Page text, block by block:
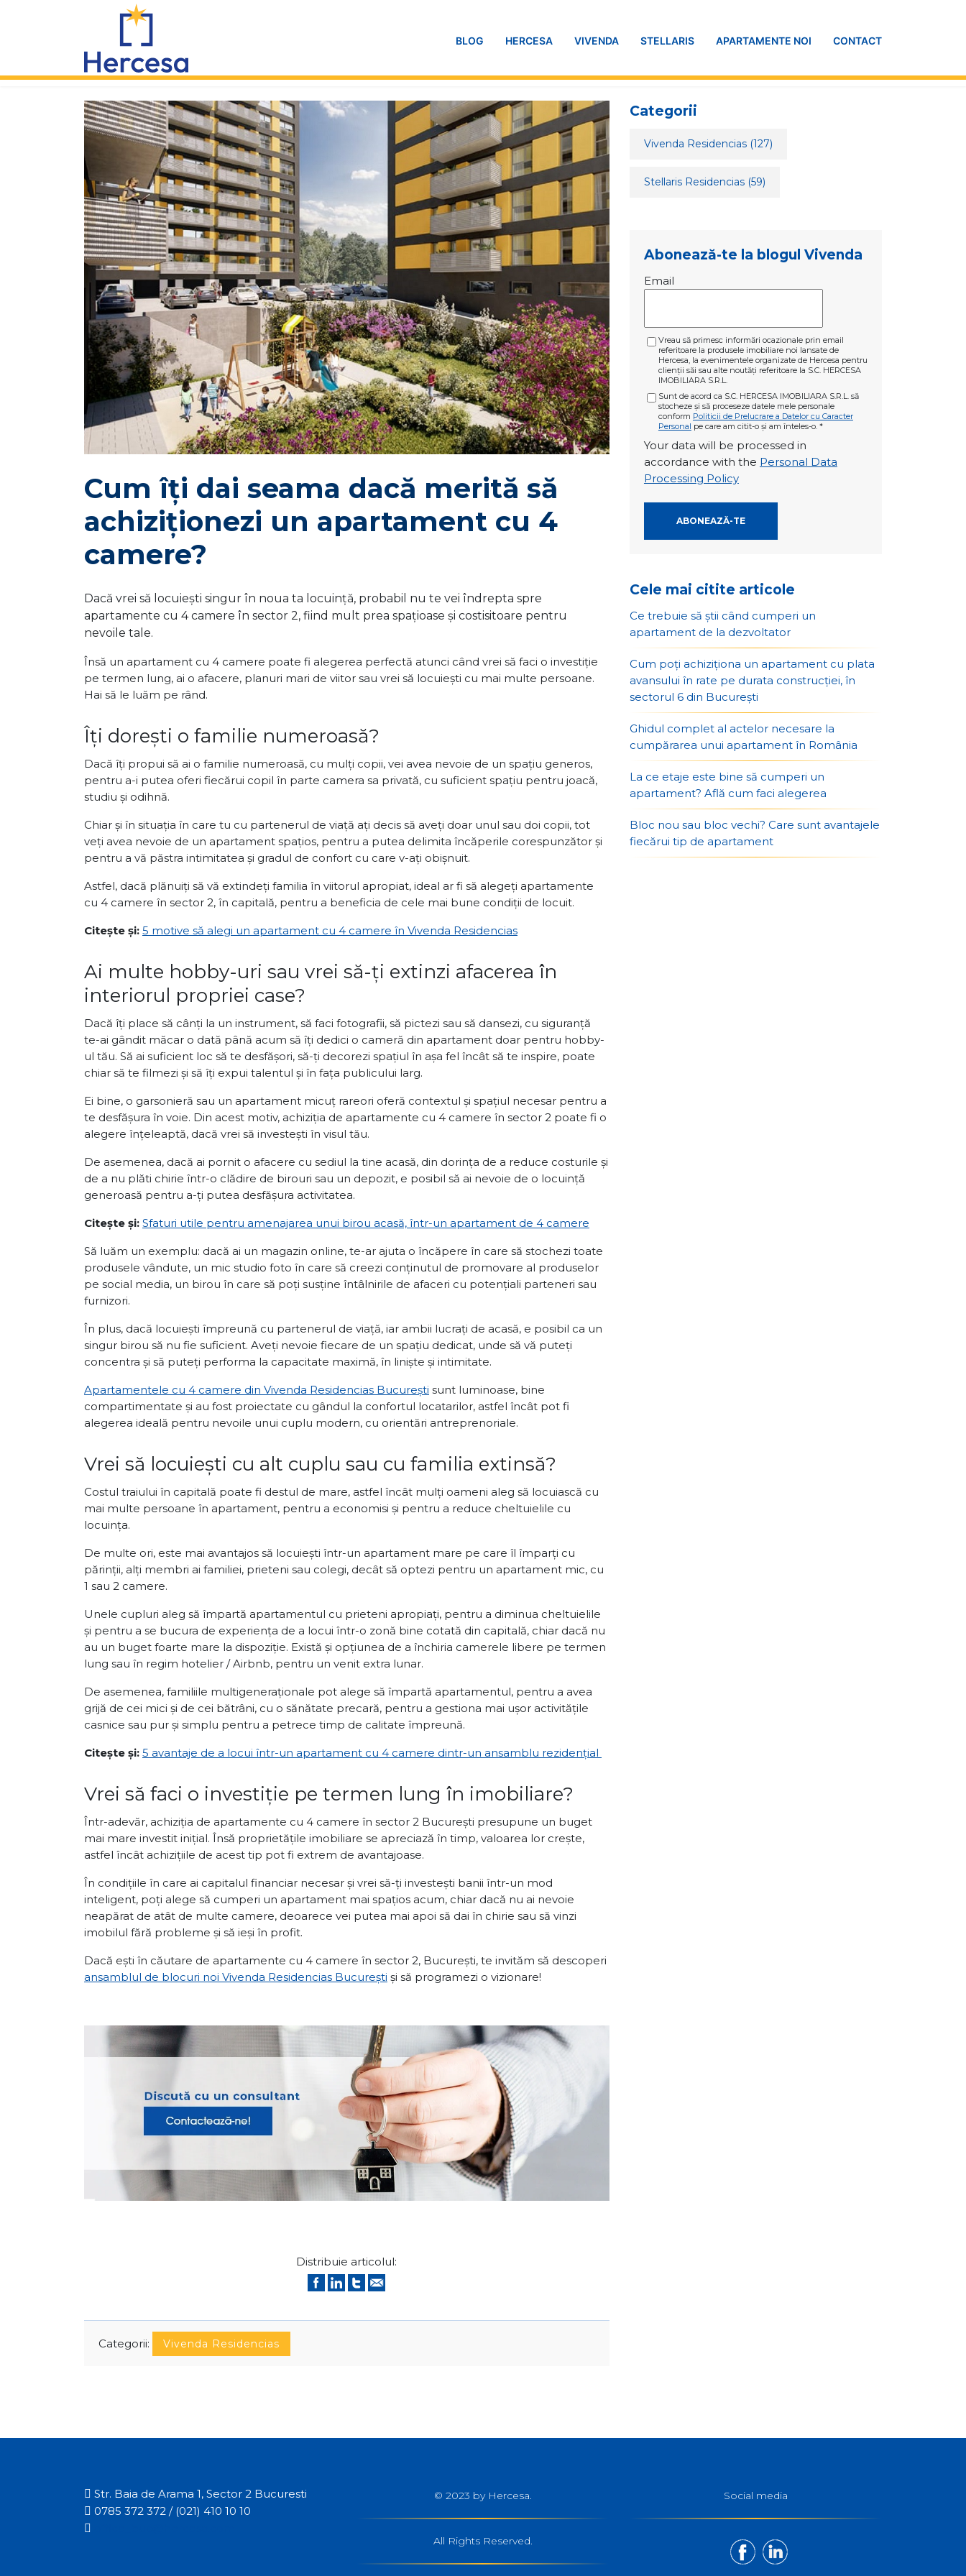
BLOG HERCESA VIVENDA STELLARIS APARTAMENTE NOI CONTACT
Cum îți dai seama dacă merită să
achiziționezi un apartament cu 4
camere?
Dacă vrei să locuiești singur în noua ta locuință, probabil nu te vei îndrepta spre
apartamente cu 4 camere în sector 2, fiind mult prea spațioase și costisitoare pentru
nevoile tale.
Însă un apartament cu 4 camere poate fi alegerea perfectă atunci când vrei să faci o investiție
pe termen lung, ai o afacere, planuri mari de viitor sau vrei să locuiești cu mai multe persoane.
Hai să le luăm pe rând.
Îți dorești o familie numeroasă?
Dacă îți propui să ai o familie numeroasă, cu mulți copii, vei avea nevoie de un spațiu generos,
pentru a-i putea oferi fiecărui copil în parte camera sa privată, cu suficient spațiu pentru joacă,
studiu și odihnă.
Chiar și în situația în care tu cu partenerul de viață ați decis să aveți doar unul sau doi copii, tot
veți avea nevoie de un apartament spațios, pentru a putea delimita încăperile corespunzător și
pentru a vă păstra intimitatea și gradul de confort cu care v-ați obișnuit.
Astfel, dacă plănuiți să vă extindeți familia în viitorul apropiat, ideal ar fi să alegeți apartamente
cu 4 camere în sector 2, în capitală, pentru a beneficia de cele mai bune condiții de locuit.
Citește și: 5 motive să alegi un apartament cu 4 camere în Vivenda Residencias
Ai multe hobby-uri sau vrei să-ți extinzi afacerea în
interiorul propriei case?
Dacă îți place să cânți la un instrument, să faci fotografii, să pictezi sau să dansezi, cu siguranță
te-ai gândit măcar o dată până acum să îți dedici o cameră din apartament doar pentru hobby-
ul tău. Să ai suficient loc să te desfășori, să-ți decorezi spațiul în așa fel încât să te inspire, poate
chiar să te filmezi și să îți expui talentul și în fața publicului larg.
Ei bine, o garsonieră sau un apartament micuț rareori oferă contextul și spațiul necesar pentru a
te desfășura în voie. Din acest motiv, achiziția de apartamente cu 4 camere în sector 2 poate fi o
alegere înțeleaptă, dacă vrei să investești în visul tău.
De asemenea, dacă ai pornit o afacere cu sediul la tine acasă, din dorința de a reduce costurile și
de a nu plăti chirie într-o clădire de birouri sau un depozit, e posibil să ai nevoie de o locuință
generoasă pentru a-ți putea desfășura activitatea.
Citește și: Sfaturi utile pentru amenajarea unui birou acasă, într-un apartament de 4 camere
Să luăm un exemplu: dacă ai un magazin online, te-ar ajuta o încăpere în care să stochezi toate
produsele vândute, un mic studio foto în care să creezi conținutul de promovare al produselor
pe social media, un birou în care să poți susține întâlnirile de afaceri cu potențiali parteneri sau
furnizori.
În plus, dacă locuiești împreună cu partenerul de viață, iar ambii lucrați de acasă, e posibil ca un
singur birou să nu fie suficient. Aveți nevoie fiecare de un spațiu dedicat, unde să vă puteți
concentra și să puteți performa la capacitate maximă, în liniște și intimitate.
Apartamentele cu 4 camere din Vivenda Residencias București sunt luminoase, bine
compartimentate și au fost proiectate cu gândul la confortul locatarilor, astfel încât pot fi
alegerea ideală pentru nevoile unui cuplu modern, cu orientări antreprenoriale.
Vrei să locuiești cu alt cuplu sau cu familia extinsă?
Costul traiului în capitală poate fi destul de mare, astfel încât mulți oameni aleg să locuiască cu
mai multe persoane în apartament, pentru a economisi și pentru a reduce cheltuielile cu
locuința.
De multe ori, este mai avantajos să locuiești într-un apartament mare pe care îl împarți cu
părinții, alți membri ai familiei, prieteni sau colegi, decât să optezi pentru un apartament mic, cu
1 sau 2 camere.
Unele cupluri aleg să împartă apartamentul cu prieteni apropiați, pentru a diminua cheltuielile
și pentru a se bucura de experiența de a locui într-o zonă bine cotată din capitală, chiar dacă nu
au un buget foarte mare la dispoziție. Există și opțiunea de a închiria camerele libere pe termen
lung sau în regim hotelier / Airbnb, pentru un venit extra lunar.
De asemenea, familiile multigeneraționale pot alege să împartă apartamentul, pentru a avea
grijă de cei mici și de cei bătrâni, cu o sănătate precară, pentru a gestiona mai ușor activitățile
casnice sau pur și simplu pentru a petrece timp de calitate împreună.
Citește și: 5 avantaje de a locui într-un apartament cu 4 camere dintr-un ansamblu rezidențial
Vrei să faci o investiție pe termen lung în imobiliare?
Într-adevăr, achiziția de apartamente cu 4 camere în sector 2 București presupune un buget
mai mare investit inițial. Însă proprietățile imobiliare se apreciază în timp, valoarea lor crește,
astfel încât achizițiile de acest tip pot fi extrem de avantajoase.
În condițiile în care ai capitalul financiar necesar și vrei să-ți investești banii într-un mod
inteligent, poți alege să cumperi un apartament mai spațios acum, chiar dacă nu ai nevoie
neapărat de atât de multe camere, deoarece vei putea mai apoi să dai în chirie sau să vinzi
imobilul fără probleme și să ieși în profit.
Dacă ești în căutare de apartamente cu 4 camere în sector 2, București, te invităm să descoperi
ansamblul de blocuri noi Vivenda Residencias București și să programezi o vizionare!
Distribuie articolul:
Categorii: Vivenda Residencias
Categorii
Vivenda Residencias (127)
Stellaris Residencias (59)
Abonează-te la blogul Vivenda
Email
Vreau să primesc informări ocazionale prin email
referitoare la produsele imobiliare noi lansate de
Hercesa, la evenimentele organizate de Hercesa pentru
clienții săi sau alte noutăți referitoare la S.C. HERCESA
IMOBILIARA S.R.L.
Sunt de acord ca S.C. HERCESA IMOBILIARA S.R.L. să
stocheze și să proceseze datele mele personale
conform Politicii de Prelucrare a Datelor cu Caracter
Personal pe care am citit-o și am înteles-o. *
Your data will be processed in
accordance with the Personal Data
Processing Policy
Cele mai citite articole
Ce trebuie să știi când cumperi un
apartament de la dezvoltator
Cum poți achiziționa un apartament cu plata
avansului în rate pe durata construcției, în
sectorul 6 din București
Ghidul complet al actelor necesare la
cumpărarea unui apartament în România
La ce etaje este bine să cumperi un
apartament? Află cum faci alegerea
Bloc nou sau bloc vechi? Care sunt avantajele
fiecărui tip de apartament
 Str. Baia de Arama 1, Sector 2 Bucuresti
 0785 372 372 / (021) 410 10 10

© 2023 by Hercesa.
All Rights Reserved.
Social media